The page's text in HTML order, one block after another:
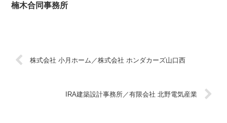
楠木合同事務所
株式会社 小月ホーム／株式会社 ホンダカーズ山口西
IRA建築設計事務所／有限会社 北野電気産業